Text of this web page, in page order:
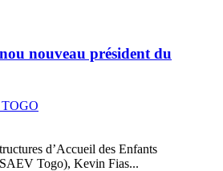
nouveau président du
d’Accueil des Enfants
Togo), Kevin Fias...